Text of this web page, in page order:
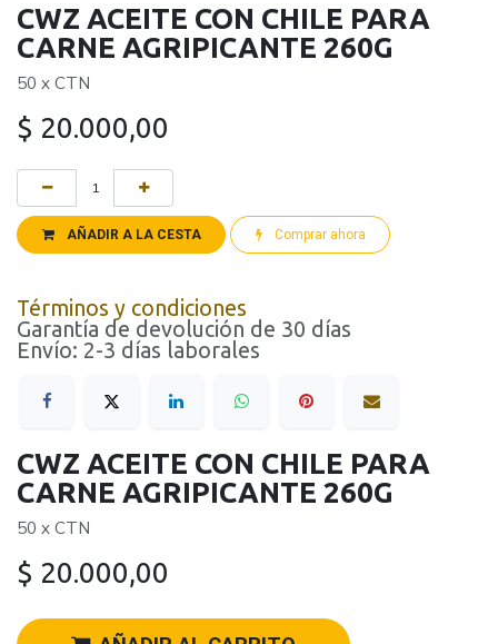
CWZ ACEITE CON CHILE PARA
CARNE AGRIPICANTE 260G
50 x CTN
$ 20.000,00
AÑADIR A LA CESTA Comprar ahora
Términos y condiciones
Garantía de devolución de 30 días
Envío: 2-3 días laborales
CWZ ACEITE CON CHILE PARA
CARNE AGRIPICANTE 260G
50 x CTN
$ 20.000,00